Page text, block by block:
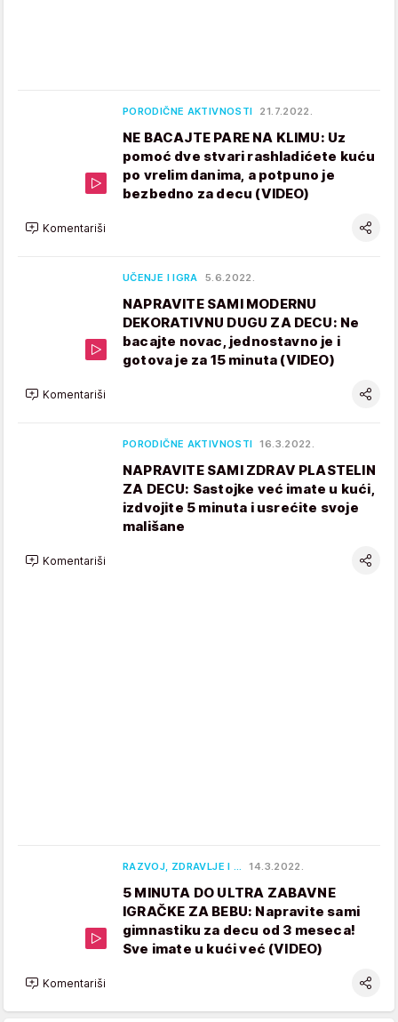
PORODIČNE AKTIVNOSTI 21.7.2022.
NE BACAJTE PARE NA KLIMU: Uz
pomoć dve stvari rashladićete kuću
po vrelim danima, a potpuno je
bezbedno za decu (VIDEO)
Komentariši
UČENJE I IGRA 5.6.2022.
NAPRAVITE SAMI MODERNU
DEKORATIVNU DUGU ZA DECU: Ne
bacajte novac, jednostavno je i
gotova je za 15 minuta (VIDEO)
Komentariši
PORODIČNE AKTIVNOSTI 16.3.2022.
NAPRAVITE SAMI ZDRAV PLASTELIN
ZA DECU: Sastojke već imate u kući,
izdvojite 5 minuta i usrećite svoje
mališane
Komentariši
RAZVOJ, ZDRAVLJE I … 14.3.2022.
5 MINUTA DO ULTRA ZABAVNE
IGRAČKE ZA BEBU: Napravite sami
gimnastiku za decu od 3 meseca!
Sve imate u kući već (VIDEO)
Komentariši